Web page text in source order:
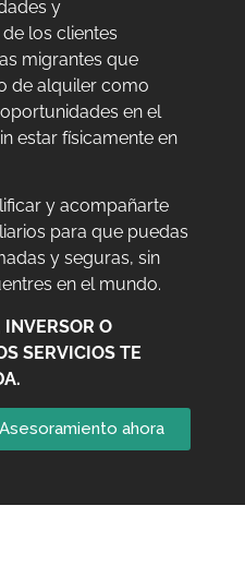
y
los clientes
migrantes que
de alquiler como
en el
estar físicamente en
y acompañarte
para que puedas
y seguras, sin
en el mundo.
INVERSOR O
SERVICIOS TE
ahora